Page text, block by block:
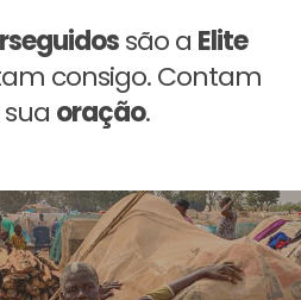
são a Elite
consigo. Contam
oração.